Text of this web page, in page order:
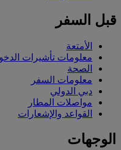
قبل السفر
الأمتعة
معلومات تأشيرات
الصحة
معلومات السفر
دبي الدولي
مواصلات المطار
القواعد والإشعارات
الوجهات